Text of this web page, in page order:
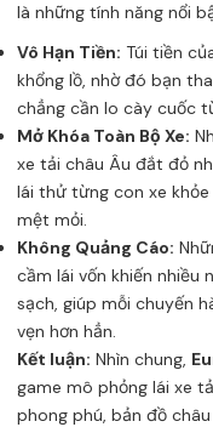
là những tính năng nổi
Vô Hạn Tiền: Túi tiền
khổng lồ, nhờ đó bạn
chẳng cần lo cày cuốc
Mở Khóa Toàn Bộ Xe:
xe tải châu Âu đắt đỏ
lái thử từng con xe
mệt mỏi.
Không Quảng Cáo:
cầm lái vốn khiến nhiều
sạch, giúp mỗi chuyến
vẹn hơn hẳn.
Kết luận: Nhìn chung,
game mô phỏng lái xe
phong phú, bản đồ